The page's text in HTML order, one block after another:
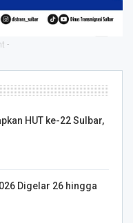
-
HUT ke-22 Sulbar,
Digelar 26 hingga